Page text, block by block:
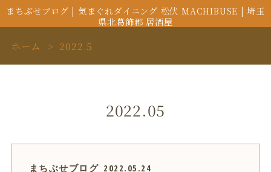
まちぶせブログ | 気まぐれダイニング 松伏 MACHIBUSE | 埼玉
県北葛飾郡 居酒屋
ホーム 2022.5
2022.05
まちぶせブログ 2022.05.24